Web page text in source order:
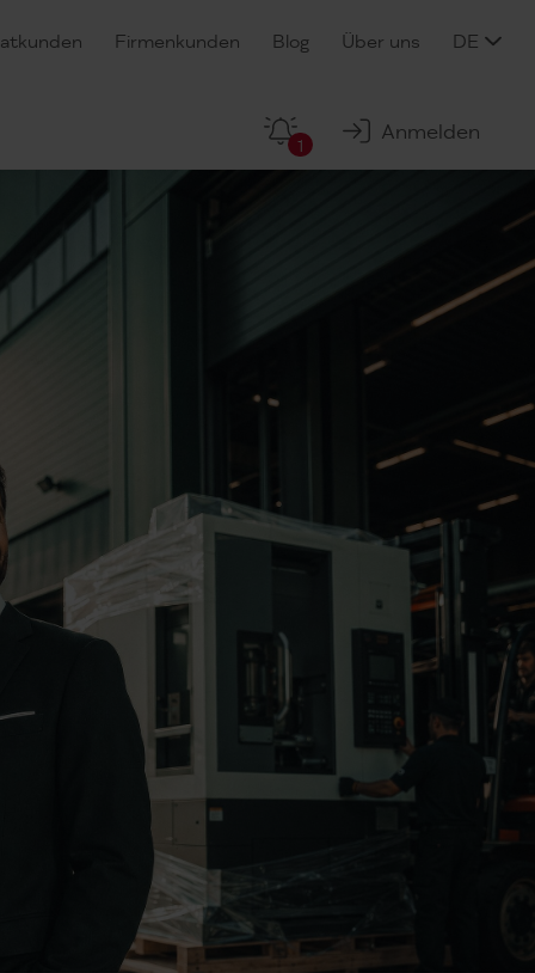
Firmenkunden Blog Über uns DE
1
Anmelden